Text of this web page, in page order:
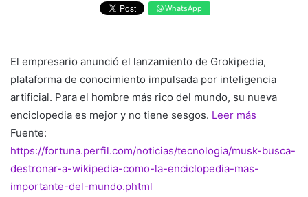
WhatsApp
El empresario anunció el lanzamiento de Grokipedia,
plataforma de conocimiento impulsada por inteligencia
artificial. Para el hombre más rico del mundo, su nueva
enciclopedia es mejor y no tiene sesgos. Leer más
Fuente:
https://fortuna.perfil.com/noticias/tecnologia/musk-busca-
destronar-a-wikipedia-como-la-enciclopedia-mas-
importante-del-mundo.phtml